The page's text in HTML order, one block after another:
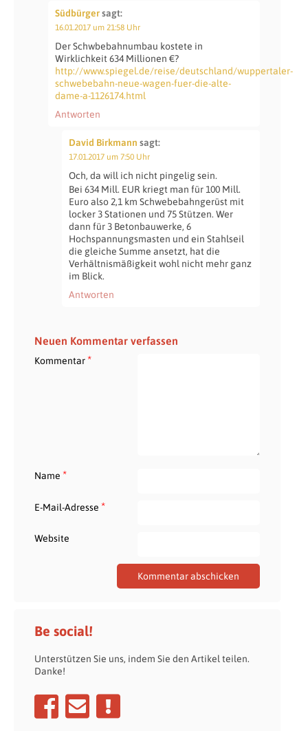
Südbürgersagt:
16.01.2017 um 21:58 Uhr
Der Schwbebahnumbau kostete in
Wirklichkeit 634 Millionen €?
http://www.spiegel.de/reise/deutschland/wuppertaler-
schwebebahn-neue-wagen-fuer-die-alte-
dame-a-1126174.html
Antworten
David Birkmann sagt:
17.01.2017 um 7:50 Uhr
Och, da will ich nicht pingelig sein.
Bei 634 Mill. EUR kriegt man für 100 Mill.
Euro also 2,1 km Schwebebahngerüst mit
locker 3 Stationen und 75 Stützen. Wer
dann für 3 Betonbauwerke, 6
Hochspannungsmasten und ein Stahlseil
die gleiche Summe ansetzt, hat die
Verhältnismäßigkeit wohl nicht mehr ganz
im Blick.
Antworten
Neuen Kommentar verfassen
Kommentar*
Name *
E-Mail-Adresse *
Website
Be social!
Unterstützen Sie uns, indem Sie den Artikel teilen.
Danke!